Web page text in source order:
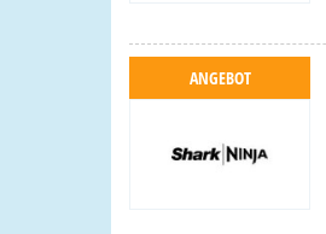
ANGEBOT